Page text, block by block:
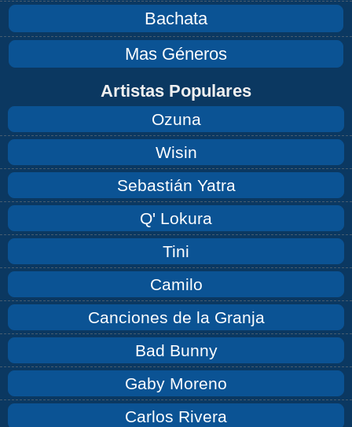
Bachata
Mas Géneros
Artistas Populares
Ozuna
Wisin
Sebastián Yatra
Q' Lokura
Tini
Camilo
Canciones de la Granja
Bad Bunny
Gaby Moreno
Carlos Rivera